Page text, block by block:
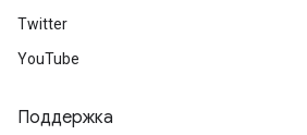
Twitter
YouTube
Поддержка